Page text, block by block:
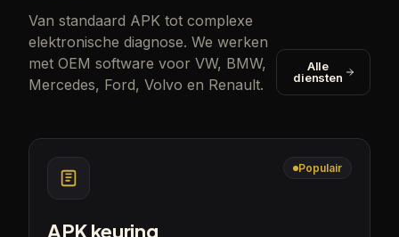
Van standaard APK tot complexe
elektronische diagnose. We werken
met OEM software voor VW, BMW,
Mercedes, Ford, Volvo en Renault.
Alle
diensten
Populair
APK keuring